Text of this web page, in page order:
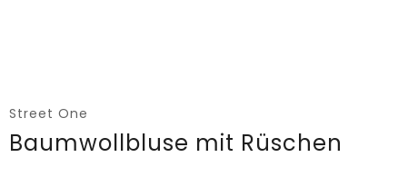
Street One
Baumwollbluse mit Rüschen